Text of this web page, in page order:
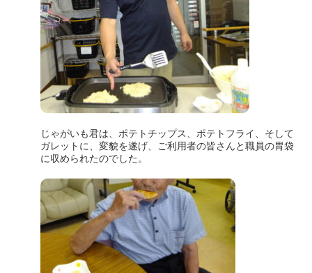
じゃがいも君は、ポテトチップス、ポテトフライ、そして
ガレットに、変貌を遂げ、ご利用者の皆さんと職員の胃袋
に収められたのでした。